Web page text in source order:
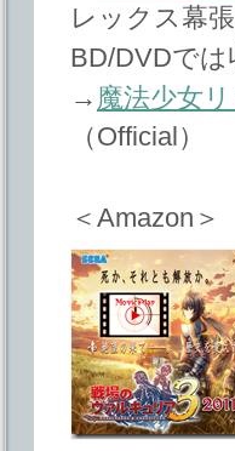
レックス幕張
BD/DVDで
→ 魔法少女
（Official）
＜Amazon＞